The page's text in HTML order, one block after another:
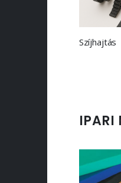
Szíjhajtás
IPARI